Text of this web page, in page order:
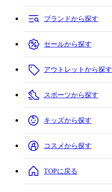
ブランドから探す
セールから探す
アウトレットから探す
スポーツから探す
キッズから探す
コスメから探す
TOPに戻る